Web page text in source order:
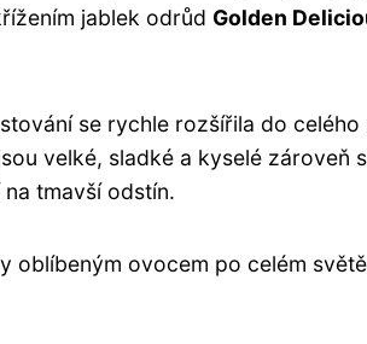
jablek odrůd Golden
se rychle rozšířila do
velké, sladké a kyselé
tmavší odstín.
oblíbeným ovocem po celém